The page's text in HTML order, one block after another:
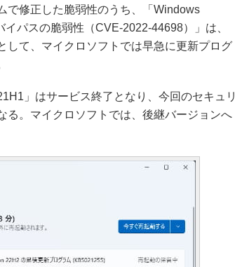
修正した脆弱性のうち、「Windows
パスの脆弱性（CVE-2022-44698）」は、
して、マイクロソフトでは早急に更新プログ
」はサービス終了となり、今回のセキュリ
る。マイクロソフトでは、後継バージョンへ